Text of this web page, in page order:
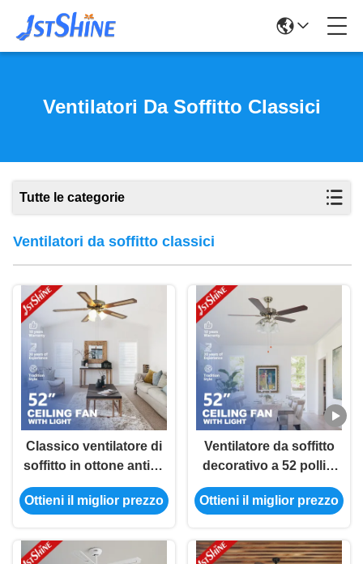
Ventilatori Da Soffitto Classici
Tutte le categorie
Ventilatori da soffitto classici
Classico ventilatore di
soffitto in ottone antico
con motore a catena di
trazione leggera AC 5
Ottieni il miglior prezzo
Ventilatore da soffitto
decorativo a 52 pollici
telecomandato della
fattoria con 5 luci
Ottieni il miglior prezzo